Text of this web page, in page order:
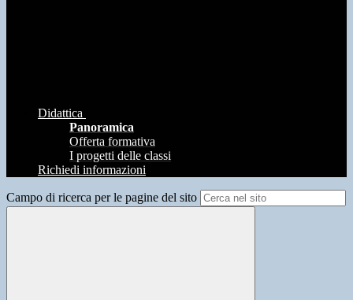
Didattica
Panoramica
Offerta formativa
I progetti delle classi
Richiedi informazioni
Campo di ricerca per le pagine del sito